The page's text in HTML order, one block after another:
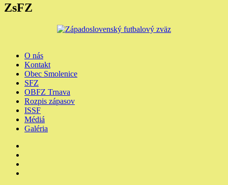
ZsFZ
O nás
Kontakt
Obec Smolenice
SFZ
OBFZ Trnava
Rozpis zápasov
ISSF
Médiá
Galéria